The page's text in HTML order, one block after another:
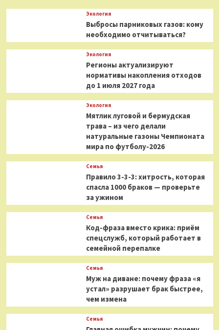
Экология
Выбросы парниковых газов: кому
необходимо отчитываться?
Экология
Регионы актуализируют
нормативы накопления отходов
до 1 июля 2027 года
Экология
Мятлик луговой и бермудская
трава – из чего делали
натуральные газоны Чемпионата
мира по футболу-2026
Семья
Правило 3-3-3: хитрость, которая
спасла 1000 браков — проверьте
за ужином
Семья
Код-фраза вместо крика: приём
спецслужб, который работает в
семейной перепалке
Семья
Муж на диване: почему фраза «я
устал» разрушает брак быстрее,
чем измена
Семья